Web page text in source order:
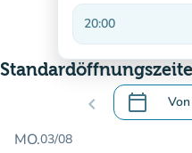
20:00
chevron_left calendar_today Von
.Öffnen
MO.03/08